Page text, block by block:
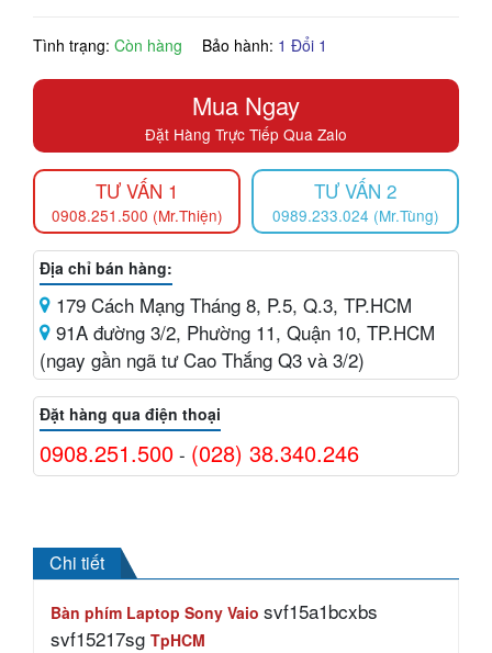
Tình trạng: Còn hàng Bảo hành: 1 Đổi 1
Mua Ngay
Đặt Hàng Trực Tiếp Qua Zalo
TƯ VẤN 1
0908.251.500 (Mr.Thiện)
TƯ VẤN 2
0989.233.024 (Mr.Tùng)
Địa chỉ bán hàng:
179 Cách Mạng Tháng 8, P.5, Q.3, TP.HCM
91A đường 3/2, Phường 11, Quận 10, TP.HCM
(ngay gần ngã tư Cao Thắng Q3 và 3/2)
Đặt hàng qua điện thoại
0908.251.500 - (028) 38.340.246
Chi tiết
Bàn phím Laptop Sony Vaio svf15a1bcxbs
svf15217sg TpHCM